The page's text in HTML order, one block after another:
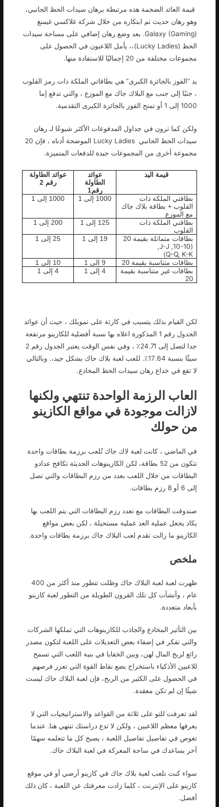
قيمة العائد الضخمة هذه مرتبطة برهان سيدات الحظ الجانبي،
وهو رهان حديث تم ابتكاره من خلال شركة غلاكسي غيمنغ
(Galaxy (Gaming. بعد وضع رهان إضافي على مساحة سيدات
الحظ (Lucky Ladies)،، يأمل اللاعبون في الحصول على
مجموعات مختلفة من 20 إجماليًا للاستفادة منها.
يد “الفوز بالجائزة الكبرى” هي بطاقاتي الملكة ذات رمز القلوب
، جنبًا إلى جنب مع البلاك جاك مع الموزع ، والتي تدفع إما
1000 إلى 1 أو تمنح الفوز بالجائزة الكبرى التقدمية.
ولكن كما ترون في جداول المدفوعات الأكثر شيوعًا لـ رهان
سيدات الحظ الجانبي Lucky Ladies الموضحة أدناه ، فإن 20
مجموعة أخرى من المجموعات جيدة للدفعات المتميزة.
قيمة اليد
عوائد
الطاولة
رقم1
عوائد الطاولة
رقم 2
بطاقتي الملكة ذات
القلوب + بطاقة بلاك جاك
مع الموزع
1000 إلى 1 1000 إلى 1
بطاقتي الملكة ذات
القلوب
125 إلى 1 200 إلى 1
بطاقات متماثلة بقيمة 20
(10-10, J-J,
Q-Q, K-K)
19 إلى 1 25 إلى 1
بطاقات متناسبة بقيمة 20 9 إلى 1
10 إلى 1
بطاقات غير متناسبة بقيمة
20
4 إلى 1 4 إلى 1
لكن القيام بذلك يتسبب في كارثة على تمويلك ، حيث أن عوائد
الجدول رقم 1 المذكورة اعلاه بها نسبة أفضلية للكازينو مرتفعة
جدا لتصل إلى 24.71٪ ، وفي نفس الوقت يعتبر الجدول رقم 2
سيئًا بنسبة 17.64٪. للعب لعبة بلاك جاك بشكل جيد،. وبالتالي
لا تقع في خداع رهان سيدات الحظ المخادع.
العاب الرزمة الواحدة تنتهي ولكنها
لازالت موجودة في مواقع الكازينو
من حولك
في الماضي ، كانت لعبة لاك جاك تُلعب برزمة بطاقات واحدة
تتكون من 52 بطاقة، لكن الكازينوهات الحديثة تكافح عدادو
البطاقات من خلال اللعب بعدد من رزم البطاقات والتي تصل
إلى 6 أو 8 رزم بطاقات.
صندوقت البطاقات مع تعدد رزم البطاقات التي يتم اللعب بها
يكاد يجعل عملية العد عملية مستحيلة ، لكن بعض مواقع
الكازينو ما زالت تقدم لعب البلاك جاك برزمة بطاقات واحدة.
ملخص
ظهرت لعبة لعبة البلاك جاك وظلت تتطور منذ أكثر من 400
عام ، وأنشأت كل تلك القرون الطويلة من التطور لعبة كازينو
بأبعاد متعددة.
بين التأثير المخادع والجاذب للكازينوهات التي تملكها الشركات
والتي تفكر في إضفاء بعض التعديلات على اللعبة لتكون مصدر
رائع لربح المال لهن، وبين الخفايا في بنية اللعب التي تسمح
للاعبين الأذكياء باستخراج بضع نقاط القوة التي تعزز فرصهم
في الحصول على الكثير من الربح، فإن لعبة البلاك جاك ليست
شيئًا إن لم تكن معقدة.
لقد تعرفت للتو على ثلاثة من القواعد والاستراتيجيات التي لا
يعرفها معظم اللاعبين ، ولكن لا تدع دراستك تنتهي هنا. عندما
تغوص في تفاصيل تفاصيل اللعبة ، يصبح كل ما تتعلمه سهمًا
آخر يساعدك في ساحة المعركة في لعبة البلاك جاك.
سواء كنت تلعب لعبة بلاك جاك في كازينو أرضي أو في موقع
كازينو على الإنترنت ، كلما زادت معرفتك عن اللعبة ، كان ذلك
أفضل.